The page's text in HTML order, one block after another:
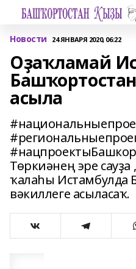
Новости 24 ЯНВАРЯ 2020, 06:22
Оҙаҡламай
асыла
Төркиәнең эре
ҡалаһы Истамбулда
вәкиллеге асыласаҡ.